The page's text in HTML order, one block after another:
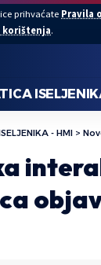
prihvaćate Pravila o
korištenja.
- HMI >